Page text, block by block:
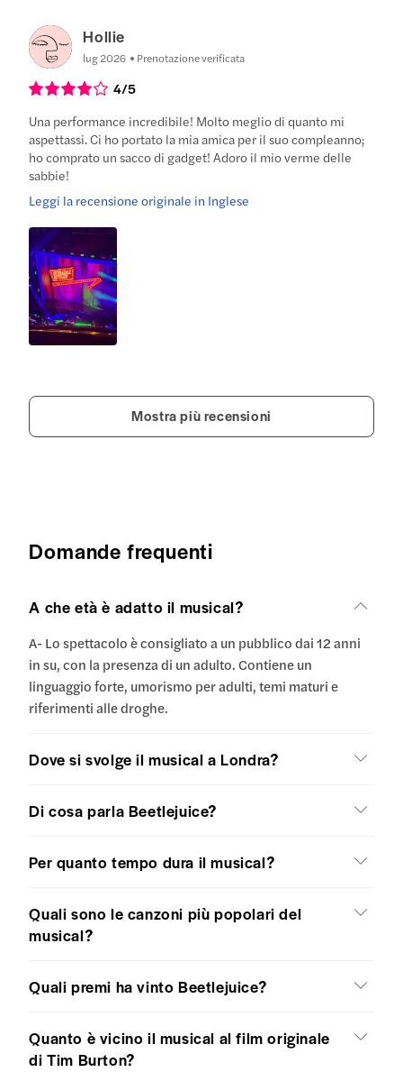
Hollie
lug 2026 Prenotazione verificata
4/5
Una performance incredibile! Molto meglio di quanto mi
aspettassi. Ci ho portato la mia amica per il suo compleanno;
ho comprato un sacco di gadget! Adoro il mio verme delle
sabbie!
Leggi la recensione originale in Inglese
Mostra più recensioni
Domande frequenti
A che età è adatto il musical?
A- Lo spettacolo è consigliato a un pubblico dai 12 anni
in su, con la presenza di un adulto. Contiene un
linguaggio forte, umorismo per adulti, temi maturi e
riferimenti alle droghe.
Dove si svolge il musical a Londra?
Di cosa parla Beetlejuice?
Per quanto tempo dura il musical?
Quali sono le canzoni più popolari del
musical?
Quali premi ha vinto Beetlejuice?
Quanto è vicino il musical al film originale
di Tim Burton?